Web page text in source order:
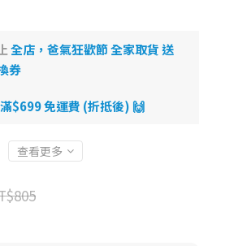
全店，爸氣狂歡節 全家取貨 送
券
$699 免運費 (折抵後) 🙌
查看更多